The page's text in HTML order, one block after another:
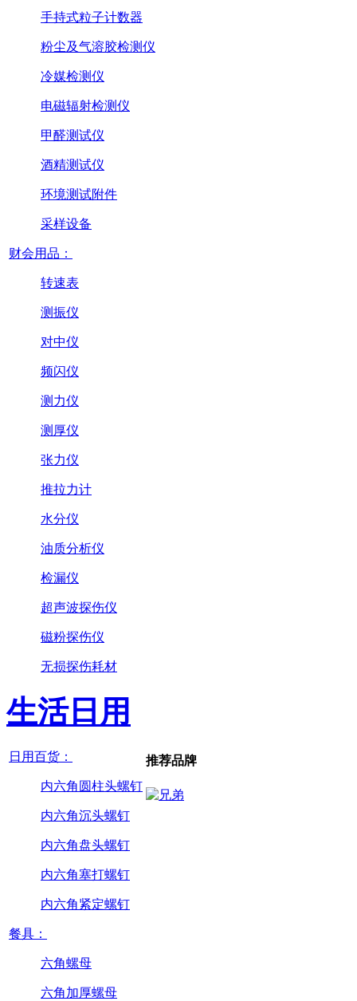
手持式粒子计数器
粉尘及气溶胶检测仪
冷媒检测仪
电磁辐射检测仪
甲醛测试仪
酒精测试仪
环境测试附件
采样设备
财会用品：
转速表
测振仪
对中仪
频闪仪
测力仪
测厚仪
张力仪
推拉力计
水分仪
油质分析仪
检漏仪
超声波探伤仪
磁粉探伤仪
无损探伤耗材
生活日用
日用百货：
内六角圆柱头螺钉
内六角沉头螺钉
内六角盘头螺钉
内六角塞打螺钉
内六角紧定螺钉
餐具：
六角螺母
六角加厚螺母
推荐品牌